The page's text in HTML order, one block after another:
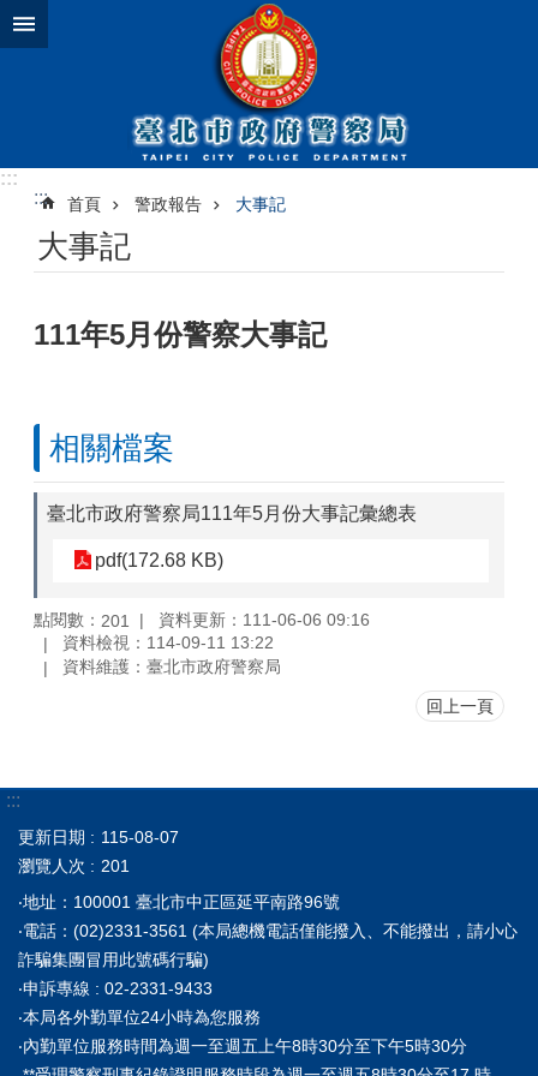
跳到主要內容區塊
:::
:::
首頁 警政報告 大事記
大事記
111年5月份警察大事記
相關檔案
臺北市政府警察局111年5月份大事記彙總表
pdf(172.68 KB)
點閱數： 201
資料更新：111-06-06 09:16
資料檢視：114-09-11 13:22
資料維護：臺北市政府警察局
回上一頁
:::
更新日期
115-08-07
瀏覽人次
201
‧地址：100001 臺北市中正區延平南路96號
‧電話：(02)2331-3561 (本局總機電話僅能撥入、不能撥出，請小心
詐騙集團冒用此號碼行騙)
‧申訴專線 : 02-2331-9433
‧本局各外勤單位24小時為您服務
‧內勤單位服務時間為週一至週五上午8時30分至下午5時30分